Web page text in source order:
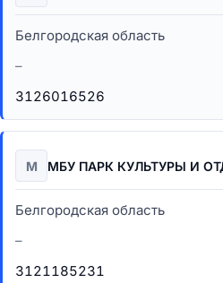
Белгородская область
–
3126016526
М МБУ ПАРК КУЛЬТУРЫ И
Белгородская область
–
3121185231